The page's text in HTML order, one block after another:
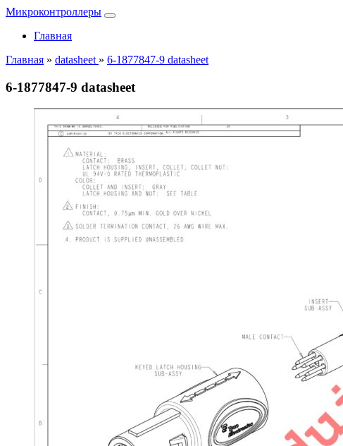
Микроконтроллеры
Главная
Главная » datasheet » 6-1877847-9 datasheet
6-1877847-9 datasheet